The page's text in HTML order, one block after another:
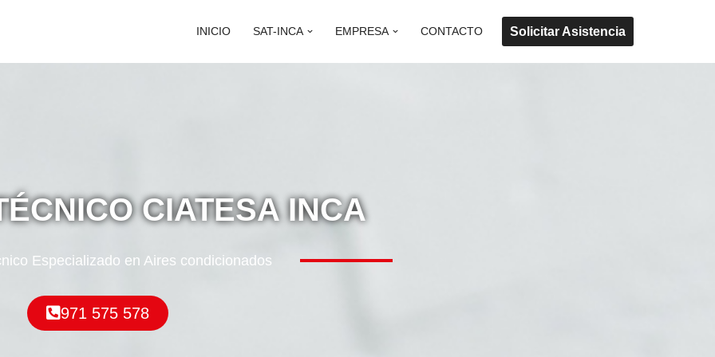
INICIO SAT-INCA EMPRESA CONTACTO Solicitar Asistencia
CIATESA INCA
Especializado en Aires condicionados
971 575 578